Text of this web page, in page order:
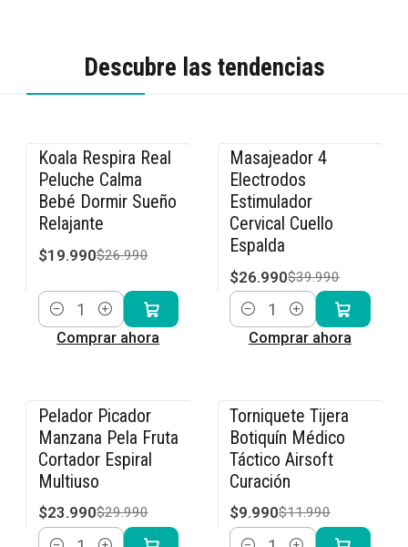
Descubre las tendencias
-26% OFF
Koala Respira Real
Peluche Calma
Bebé Dormir Sueño
Relajante
$19.990$26.990
Cantidad
Comprar ahora
-33% OFF
Masajeador 4
Electrodos
Estimulador
Cervical Cuello
Espalda
$26.990$39.990
Cantidad
Comprar ahora
-20% OFF
Pelador Picador
Manzana Pela Fruta
Cortador Espiral
Multiuso
$23.990$29.990
-17% OFF
Torniquete Tijera
Botiquín Médico
Táctico Airsoft
Curación
$9.990$11.990